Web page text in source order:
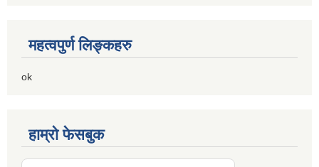
महत्वपुर्ण लिङ्कहरु
ok
हाम्रो फेसबुक